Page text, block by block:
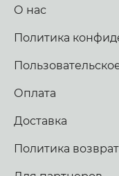
О нас
Политика
Оплата
Доставка
Политика